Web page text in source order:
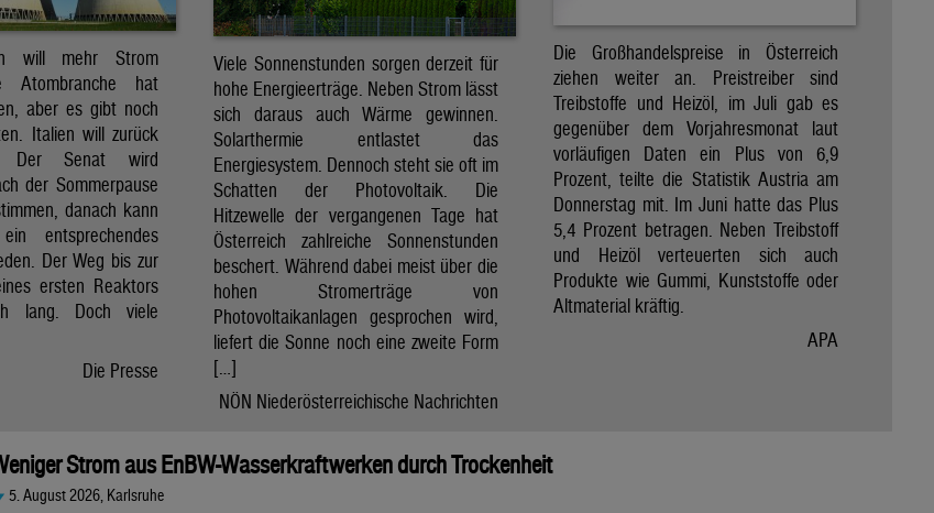
will mehr Strom
Atombranche hat
aber es gibt noch
Italien will zurück
Der Senat wird
der Sommerpause
danach kann
entsprechendes
Der Weg bis zur
ersten Reaktors
lang. Doch viele
Die Presse
Viele Sonnenstunden sorgen derzeit für
hohe Energieerträge. Neben Strom lässt
sich daraus auch Wärme gewinnen.
Solarthermie entlastet das
Energiesystem. Dennoch steht sie oft im
Schatten der Photovoltaik. Die
Hitzewelle der vergangenen Tage hat
Österreich zahlreiche Sonnenstunden
beschert. Während dabei meist über die
hohen Stromerträge von
Photovoltaikanlagen gesprochen wird,
liefert die Sonne noch eine zweite Form
[…]
NÖN Niederösterreichische Nachrichten
Die Großhandelspreise in Österreich
ziehen weiter an. Preistreiber sind
Treibstoffe und Heizöl, im Juli gab es
gegenüber dem Vorjahresmonat laut
vorläufigen Daten ein Plus von 6,9
Prozent, teilte die Statistik Austria am
Donnerstag mit. Im Juni hatte das Plus
5,4 Prozent betragen. Neben Treibstoff
und Heizöl verteuerten sich auch
Produkte wie Gummi, Kunststoffe oder
Altmaterial kräftig.
APA
Strom aus EnBW-Wasserkraftwerken durch Trockenheit
5. August 2026, Karlsruhe